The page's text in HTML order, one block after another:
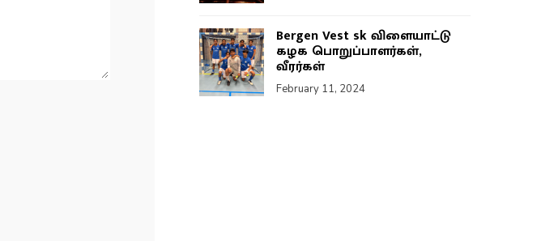
Bergen Vest sk விளையாட்டு
கழக பொறுப்பாளர்கள்,
வீரர்கள்
February 11, 2024